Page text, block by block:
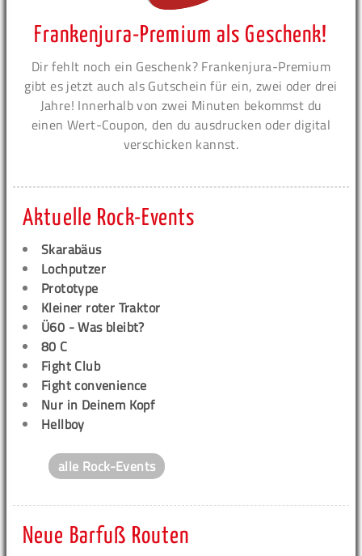
Frankenjura-Premium als Geschenk!
Dir fehlt noch ein Geschenk? Frankenjura-Premium
gibt es jetzt auch als Gutschein für ein, zwei oder drei
Jahre! Innerhalb von zwei Minuten bekommst du
einen Wert-Coupon, den du ausdrucken oder digital
verschicken kannst.
Aktuelle Rock-Events
Skarabäus
Lochputzer
Prototype
Kleiner roter Traktor
Ü60 - Was bleibt?
80 C
Fight Club
Fight convenience
Nur in Deinem Kopf
Hellboy
alle Rock-Events
Neue Barfuß Routen